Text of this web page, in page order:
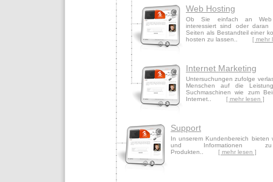
Web Hosting
Ob Sie einfach an Web
interessiert sind oder daran
Seiten als Bestandteil einer
hosten zu lassen.. [ mehr
Internet Marketing
Untersuchungen zufolge
Menschen auf die
Suchmaschinen wie zum
Internet.. [ mehr lesen ]
Support
In unserem Kundenbereich bieten
und Informationen
Produkten.. [ mehr lesen ]